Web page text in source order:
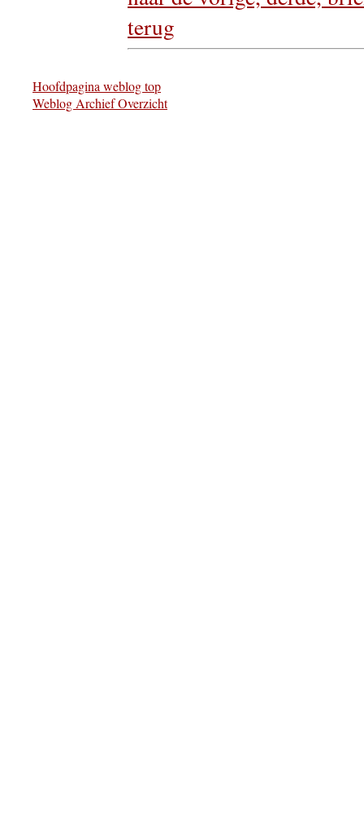
terug
Hoofdpagina weblog top
Weblog Archief Overzicht